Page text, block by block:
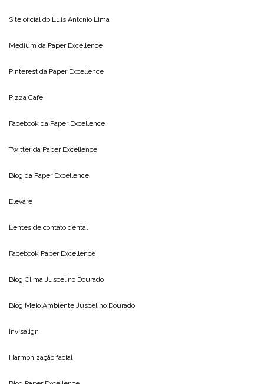
Site oficial do Luis Antonio Lima
Medium da Paper Excellence
Pinterest da Paper Excellence
Pizza Cafe
Facebook da Paper Excellence
Twitter da Paper Excellence
Blog da Paper Excellence
Elevare
Lentes de contato dental
Facebook Paper Excellence
Blog Clima Juscelino Dourado
Blog Meio Ambiente Juscelino Dourado
Invisalign
Harmonização facial